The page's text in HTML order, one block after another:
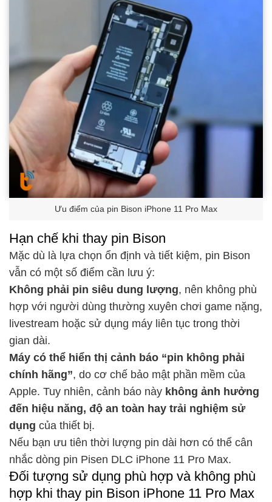
Ưu điểm của pin Bison iPhone 11 Pro Max
Hạn chế khi thay pin Bison
Mặc dù là lựa chọn ổn định và tiết kiệm, pin Bison
vẫn có một số điểm cần lưu ý:
Không phải pin siêu dung lượng, nên không phù
hợp với người dùng thường xuyên chơi game nặng,
livestream hoặc sử dụng máy liên tục trong thời
gian dài.
Máy có thể hiển thị cảnh báo “pin không phải
chính hãng”, do cơ chế bảo mật phần mềm của
Apple. Tuy nhiên, cảnh báo này không ảnh hưởng
đến hiệu năng, độ an toàn hay trải nghiệm sử
dụng của thiết bị.
Nếu bạn ưu tiên thời lượng pin dài hơn có thể cân
nhắc dòng pin Pisen DLC iPhone 11 Pro Max.
Đối tượng sử dụng phù hợp và không phù
hợp khi thay pin Bison iPhone 11 Pro Max